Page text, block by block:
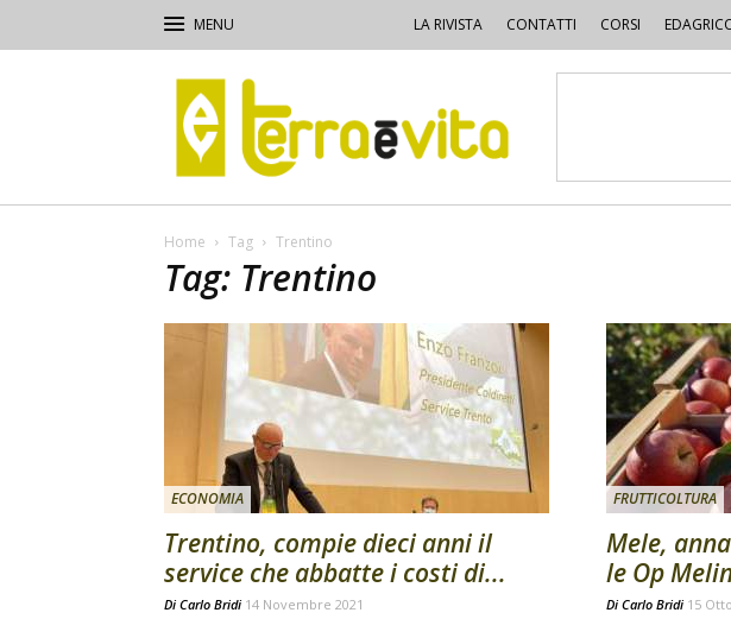
LA RIVISTA CONTATTI CORSI
Terra
e
Vita
Home Tag Trentino
Tag: Trentino
ECONOMIA
Trentino, compie dieci anni il
service che abbatte i costi di...
Di Carlo Bridi 14 Novembre 2021
FRUTTICOLTURA
Mele,
le Op
Di Carlo Bridi 15